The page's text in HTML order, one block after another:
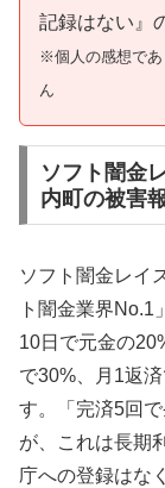
記録はない』
※個人の感想であ
ん
ソフト闇金
内町の被害
ソフト闇金レイ
ト闇金業界
10日で元金の
で30%、月1返
す。「完済5回
が、これは長期
庁への登録はな